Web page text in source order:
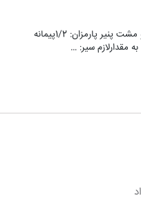
مواد لازم: ماکارونی: 250گرم ریحان: دو مشت پنیر پارمزان: 1/2پیمانه
مقدارلازم سیر: …